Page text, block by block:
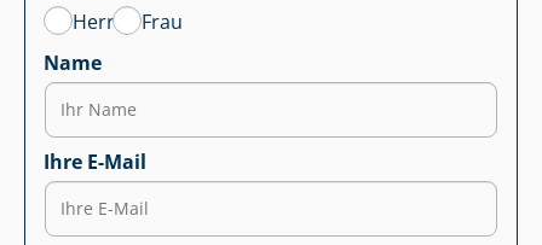
Herr
Frau
Name
Ihre E-Mail